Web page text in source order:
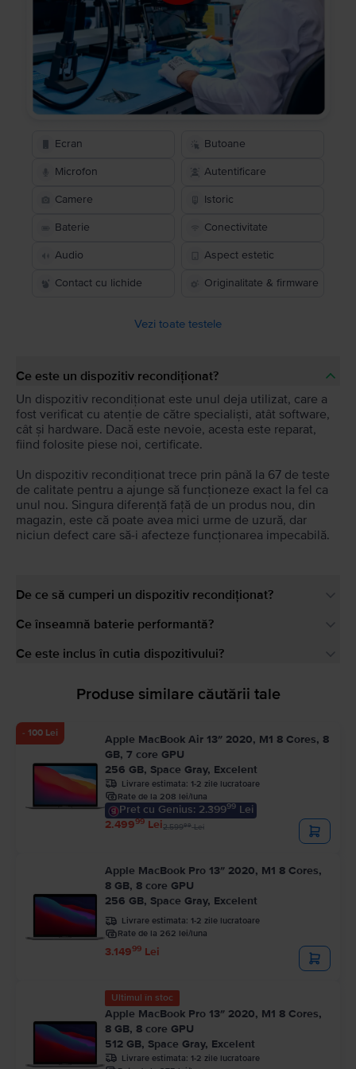
Ecran Butoane
Microfon Autentificare
Camere Istoric
Baterie Conectivitate
Audio Aspect estetic
Contact cu lichide Originalitate & firmware
Vezi toate testele
Ce este un dispozitiv recondiționat?
Un dispozitiv recondiționat este unul deja utilizat, care a
fost verificat cu atenție de către specialiști, atât software,
cât și hardware. Dacă este nevoie, acesta este reparat,
fiind folosite piese noi, certificate.
Un dispozitiv recondiționat trece prin până la 67 de teste
de calitate pentru a ajunge să funcționeze exact la fel ca
unul nou. Singura diferență față de un produs nou, din
magazin, este că poate avea mici urme de uzură, dar
niciun defect care să-i afecteze funcționarea impecabilă.
De ce să cumperi un dispozitiv recondiționat?
Ce înseamnă baterie performantă?
Ce este inclus în cutia dispozitivului?
Produse similare căutării tale
- 100 Lei
Apple MacBook Air 13″ 2020, M1 8 Cores, 8
GB, 7 core GPU
256 GB, Space Gray, Excelent
Livrare estimata: 1-2 zile lucratoare
Rate de la 208 lei/luna
Pret cu Genius: 2.39999 Lei
2.49999 Lei2.59999Lei
Apple MacBook Pro 13″ 2020, M1 8 Cores,
8 GB, 8 core GPU
256 GB, Space Gray, Excelent
Livrare estimata: 1-2 zile lucratoare
Rate de la 262 lei/luna
3.14999 Lei
Ultimul în stoc
Apple MacBook Pro 13″ 2020, M1 8 Cores,
8 GB, 8 core GPU
512 GB, Space Gray, Excelent
Livrare estimata: 1-2 zile lucratoare